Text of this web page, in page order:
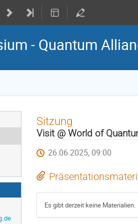
- Quantum
Sitzung
Visit @ World of
26.06.2025, 09:00
Es gibt derzeit keine Materialien.